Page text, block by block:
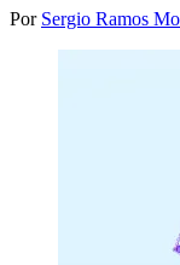
Por Sergio Ramos